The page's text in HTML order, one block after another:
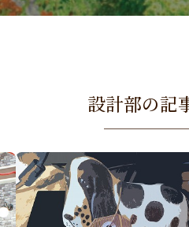
設計部の記